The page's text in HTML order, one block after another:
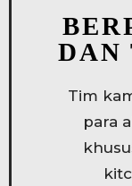
DAN
Tim
para